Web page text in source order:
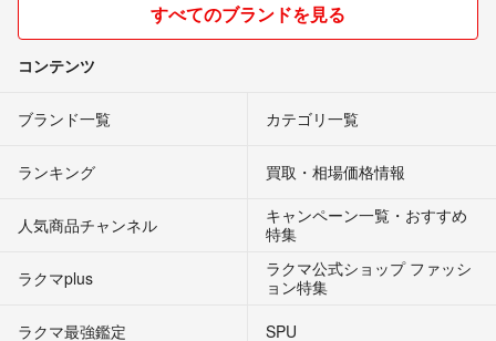
すべてのブランドを見る
コンテンツ
ブランド一覧 カテゴリ一覧
ランキング 買取・相場価格情報
人気商品チャンネル
キャンペーン一覧・おすすめ
特集
ラクマplus
ラクマ公式ショップ ファッシ
ョン特集
ラクマ最強鑑定
SPU